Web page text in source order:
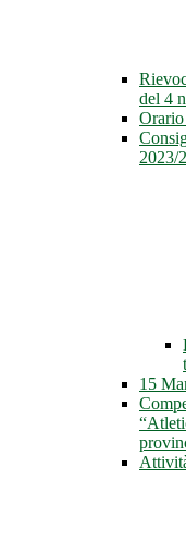
del 4
2023/
15